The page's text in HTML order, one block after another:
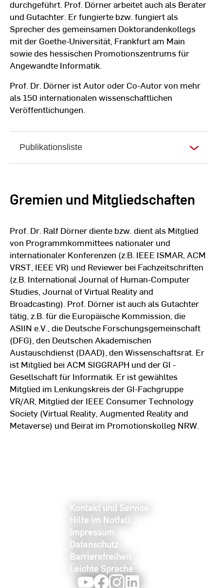
1991 -
1996
Studium der Informatik an der TU
Darmstadt
durchgeführt. Prof. Dörner arbeitet auch als Berater
und Gutachter. Er fungierte bzw. fungiert als
Sprecher des gemeinsamen Doktorandenkollegs
mit der Goethe-Universität, Frankfurt am Main
sowie des hessischen Promotionszentrums für
Angewandte Informatik.
Prof. Dr. Dörner ist Autor oder Co-Autor von mehr
als 150 internationalen wissenschaftlichen
Veröffentlichungen.
Publikationsliste
Gremien und Mitgliedschaften
Prof. Dr. Ralf Dörner diente bzw. dient als Mitglied
von Programmkommittees nationaler und
internationaler Konferenzen (z.B. IEEE ISMAR, ACM
VRST, IEEE VR) und Reviewer bei Fachzeitschriften
(z.B. International Journal of Human-Computer
Studies, Journal of Virtual Reality and
Broadcasting). Prof. Dörner ist auch als Gutachter
tätig, z.B. für die Europäische Kommission, die
ASIIN e.V., die Deutsche Forschungsgemeinschaft
(DFG), den Deutschen Akademischen
Austauschdienst (DAAD), den Wissenschaftsrat. Er
ist Mitglied bei ACM SIGGRAPH und der GI -
Gesellschaft für Informatik. Er ist gewähltes
Mitglied im Lenkungskreis der GI-Fachgruppe
VR/AR, Mitglied der IEEE Consumer Technology
Society (Virtual Reality, Augmented Reality and
Metaverse) und Beirat im Promotionskolleg NRW.
Kontakt und Service
Hilfe im Notfall
Impressum
Datenschutz
Barrierefreiheit
Leichte Sprache
YoutubeFacebookInstagram